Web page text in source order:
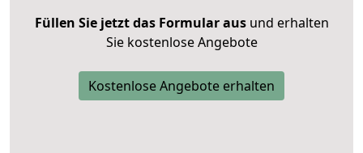
Füllen Sie jetzt das Formular ausund erhalten
Sie kostenlose Angebote
Kostenlose Angebote erhalten